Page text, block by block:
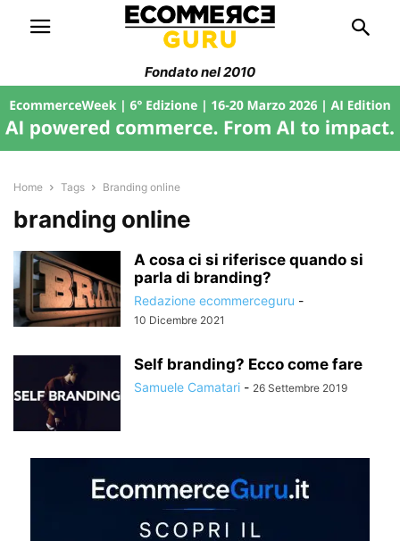
Fondato nel 2010
Home Tags Branding online
branding online
A cosa ci si riferisce quando si
parla di branding?
Redazione ecommerceguru -
10 Dicembre 2021
Self branding? Ecco come fare
Samuele Camatari - 26 Settembre 2019